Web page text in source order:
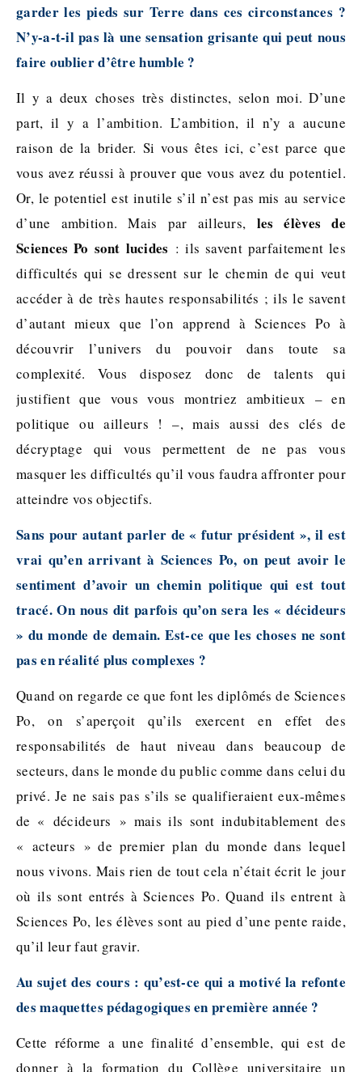
garder les pieds sur Terre dans ces circonstances ?
N’y-a-t-il pas là une sensation grisante qui peut nous
faire oublier d’être humble ?
Il y a deux choses très distinctes, selon moi. D’une
part, il y a l’ambition. L’ambition, il n’y a aucune
raison de la brider. Si vous êtes ici, c’est parce que
vous avez réussi à prouver que vous avez du potentiel.
Or, le potentiel est inutile s’il n’est pas mis au service
d’une ambition. Mais par ailleurs, les élèves de
Sciences Po sont lucides : ils savent parfaitement les
difficultés qui se dressent sur le chemin de qui veut
accéder à de très hautes responsabilités ; ils le savent
d’autant mieux que l’on apprend à Sciences Po à
découvrir l’univers du pouvoir dans toute sa
complexité. Vous disposez donc de talents qui
justifient que vous vous montriez ambitieux – en
politique ou ailleurs ! –, mais aussi des clés de
décryptage qui vous permettent de ne pas vous
masquer les difficultés qu’il vous faudra affronter pour
atteindre vos objectifs.
Sans pour autant parler de « futur président », il est
vrai qu’en arrivant à Sciences Po, on peut avoir le
sentiment d’avoir un chemin politique qui est tout
tracé. On nous dit parfois qu’on sera les « décideurs
» du monde de demain. Est-ce que les choses ne sont
pas en réalité plus complexes ?
Quand on regarde ce que font les diplômés de Sciences
Po, on s’aperçoit qu’ils exercent en effet des
responsabilités de haut niveau dans beaucoup de
secteurs, dans le monde du public comme dans celui du
privé. Je ne sais pas s’ils se qualifieraient eux-mêmes
de « décideurs » mais ils sont indubitablement des
« acteurs » de premier plan du monde dans lequel
nous vivons. Mais rien de tout cela n’était écrit le jour
où ils sont entrés à Sciences Po. Quand ils entrent à
Sciences Po, les élèves sont au pied d’une pente raide,
qu’il leur faut gravir.
Au sujet des cours : qu’est-ce qui a motivé la refonte
des maquettes pédagogiques en première année ?
Cette réforme a une finalité d’ensemble, qui est de
donner à la formation du Collège universitaire un